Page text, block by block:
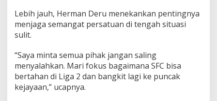
Lebih jauh, Herman Deru menekankan pentingnya
menjaga semangat persatuan di tengah situasi
sulit.
“Saya minta semua pihak jangan saling
menyalahkan. Mari fokus bagaimana SFC bisa
bertahan di Liga 2 dan bangkit lagi ke puncak
kejayaan,” ucapnya.